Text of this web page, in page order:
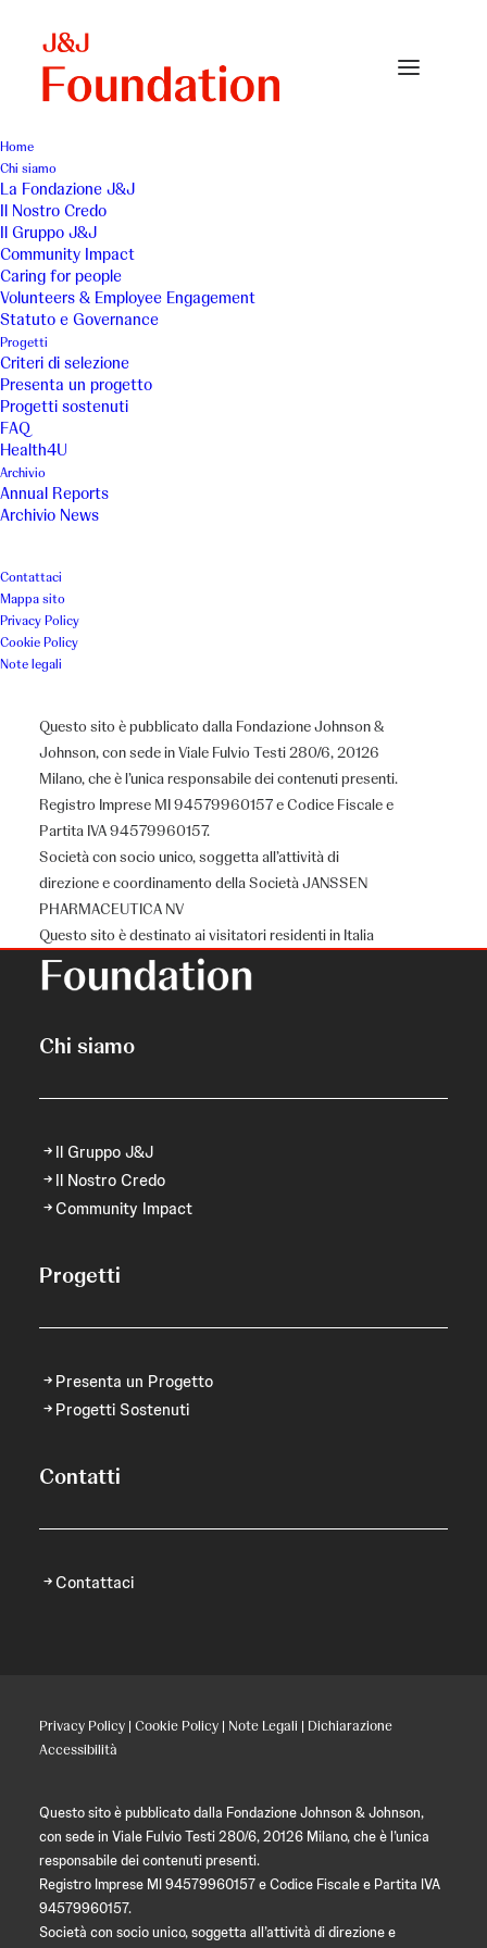
Home
Chi siamo
La Fondazione J&J
Il Nostro Credo
Il Gruppo J&J
Community Impact
Caring for people
Volunteers & Employee Engagement
Statuto e Governance
Progetti
Criteri di selezione
Presenta un progetto
Progetti sostenuti
FAQ
Health4U
Archivio
Annual Reports
Archivio News
Contattaci
Mappa sito
Privacy Policy
Cookie Policy
Note legali
Questo sito è pubblicato dalla Fondazione Johnson &
Johnson, con sede in Viale Fulvio Testi 280/6, 20126
Milano, che è l’unica responsabile dei contenuti presenti.
Registro Imprese MI 94579960157 e Codice Fiscale e
Partita IVA 94579960157.
Società con socio unico, soggetta all’attività di
direzione e coordinamento della Società JANSSEN
PHARMACEUTICA NV
Questo sito è destinato ai visitatori residenti in Italia
Home
Chi siamo
Il Gruppo J&J
Il Nostro Credo
Community Impact
Progetti
Presenta un Progetto
Progetti Sostenuti
Contatti
Contattaci
Privacy Policy | Cookie Policy | Note Legali | Dichiarazione
Accessibilità
Questo sito è pubblicato dalla Fondazione Johnson & Johnson,
con sede in Viale Fulvio Testi 280/6, 20126 Milano, che è l’unica
responsabile dei contenuti presenti.
Registro Imprese MI 94579960157 e Codice Fiscale e Partita IVA
94579960157.
Società con socio unico, soggetta all’attività di direzione e